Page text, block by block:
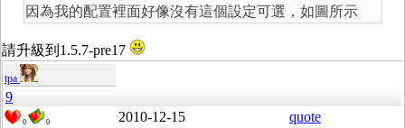
因為我的配置裡面好像沒有這個設定可選，如圖所示
請升級到1.5.7-pre17
tpa
9
0 0 2010-12-15 quote